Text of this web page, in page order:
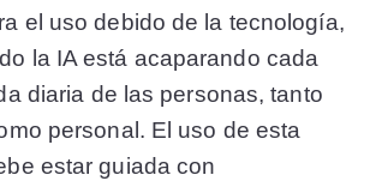
el uso debido de la tecnología,
la IA está acaparando cada
diaria de las personas, tanto
personal. El uso de esta
estar guiada con